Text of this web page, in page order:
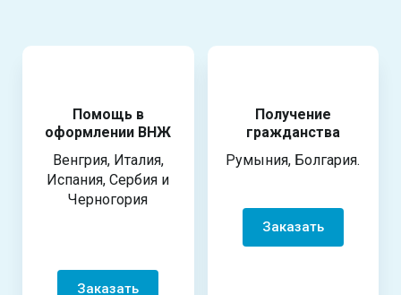
Помощь в
оформлении ВНЖ
Венгрия, Италия,
Испания, Сербия и
Черногория
Заказать
Получение
гражданства
Румыния, Болгария.
Заказать